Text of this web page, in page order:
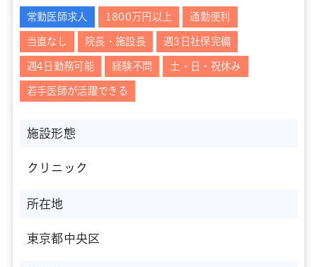
常勤医師求人 1800万円以上 通勤便利
当直なし 院長・施設長 週3日社保完備
週4日勤務可能 経験不問 土・日・祝休み
若手医師が活躍できる
施設形態
クリニック
所在地
東京都中央区